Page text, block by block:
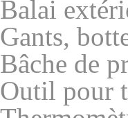
Balai
Gants,
Bâche de
Outil pour